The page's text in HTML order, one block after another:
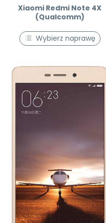
Xiaomi Redmi Note 4X
(Qualcomm)
Wybierz naprawę